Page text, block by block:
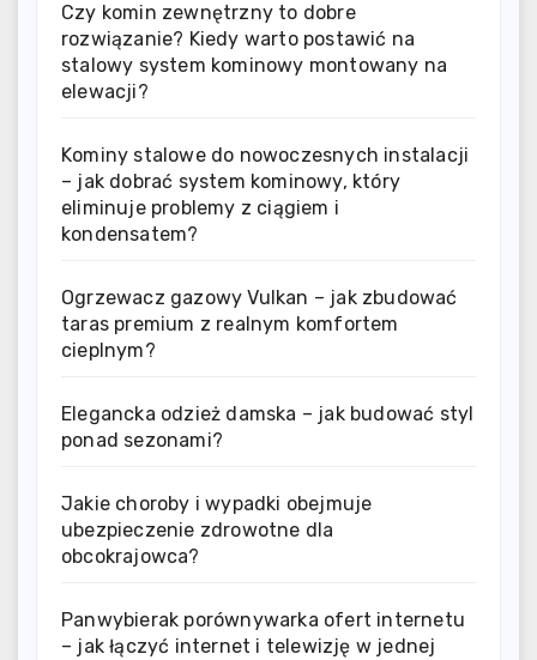
Czy komin zewnętrzny to dobre
rozwiązanie? Kiedy warto postawić na
stalowy system kominowy montowany na
elewacji?
Kominy stalowe do nowoczesnych instalacji
– jak dobrać system kominowy, który
eliminuje problemy z ciągiem i
kondensatem?
Ogrzewacz gazowy Vulkan – jak zbudować
taras premium z realnym komfortem
cieplnym?
Elegancka odzież damska – jak budować styl
ponad sezonami?
Jakie choroby i wypadki obejmuje
ubezpieczenie zdrowotne dla
obcokrajowca?
Panwybierak porównywarka ofert internetu
– jak łączyć internet i telewizję w jednej